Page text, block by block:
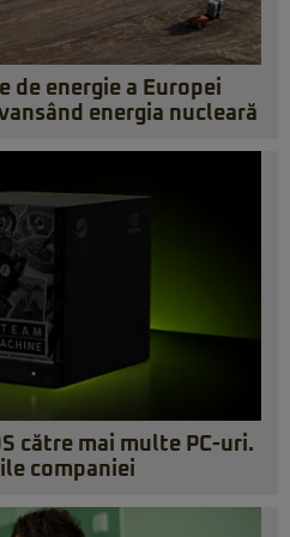
de energie a Europei
energia nucleară
către mai multe PC-uri.
companiei